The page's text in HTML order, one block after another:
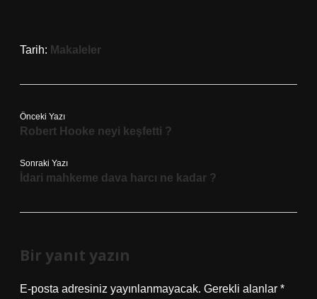
Tarih: Makaleler
Önceki Yazı
Robert Hooke neyi keşfetti ?
Sonraki Yazı
İdari mahkeme dava harcı ne kadar ?
Bir yanıt yazın
E-posta adresiniz yayınlanmayacak. Gerekli alanlar *